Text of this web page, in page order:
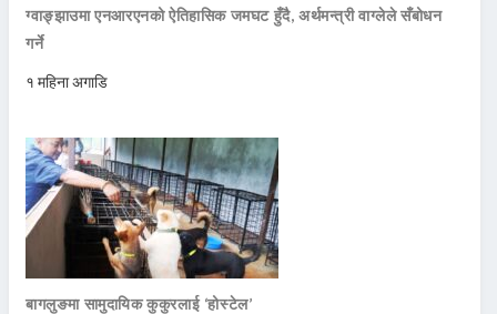
ग्वाङ्झाउमा एनआरएनको ऐतिहासिक जमघट हुँदै, अर्थमन्त्री वाग्लेले सँबोधन
गर्ने
१ महिना अगाडि
बागलुङमा सामुदायिक कुकुरलाई ‘होस्टेल’